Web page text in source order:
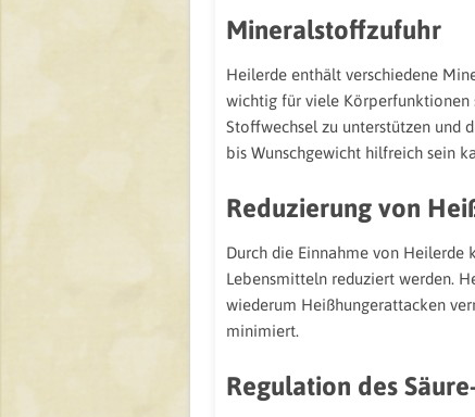
Mineralstoffzufuhr
Heilerde enthält verschiedene
wichtig für viele Körperfunktionen
Stoffwechsel zu unterstützen und
bis Wunschgewicht hilfreich sein
Reduzierung von
Durch die Einnahme von Heilerde
Lebensmitteln reduziert werden.
wiederum Heißhungerattacken
minimiert.
Regulation des